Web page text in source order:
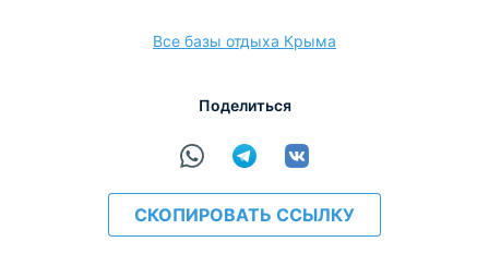
Все базы отдыха Крыма
Поделиться
СКОПИРОВАТЬ ССЫЛКУ